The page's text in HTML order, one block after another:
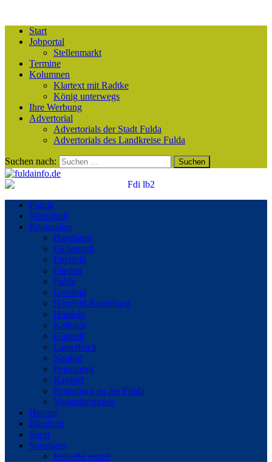
Start
Jobportal
Stellenmarkt
Termine
Kolumnen
Klartext mit Radtke
König unterwegs
Ihre Werbung
Advertorial
Advertorials der Stadt Fulda
Advertorials des Landkreise Fulda
Suchen nach:
Politik
Wirtschaft
Regionales
Burghaun
Eichenzell
Eiterfeld
Flieden
Fulda
Gersfeld
Hersfeld-Rotenburg
Hünfeld
Kalbach
Künzell
Lauterbach
Neuhof
Petersberg
Rasdorf
Rotenburg an der Fulda
Vogelsbergkreis
Hessen
Blaulicht
Sport
Sonstiges
Reise&Freizeit